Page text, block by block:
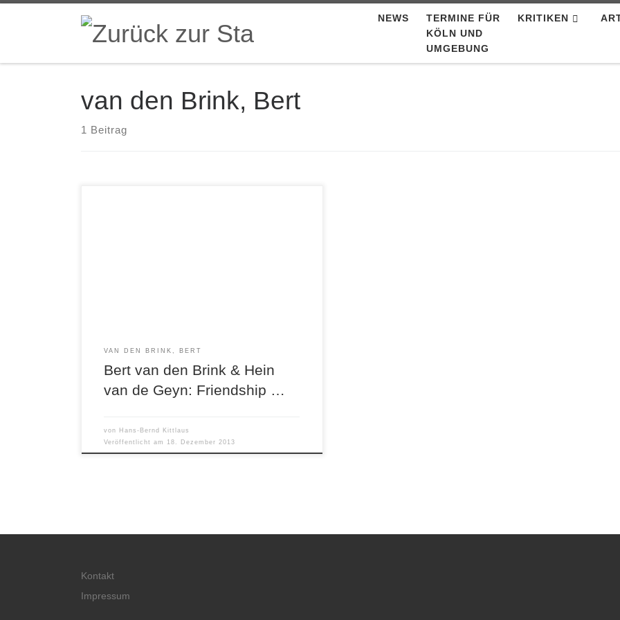
Zum Inhalt springen NEWS
TERMINE FÜR
KÖLN UND
UMGEBUNG
KRITIKEN
van den Brink, Bert
1 Beitrag
VAN DEN BRINK, BERT
Bert van den Brink & Hein
van de Geyn: Friendship …
von Hans-Bernd Kittlaus
Veröffentlicht am 18. Dezember 2013
Kontakt
Impressum